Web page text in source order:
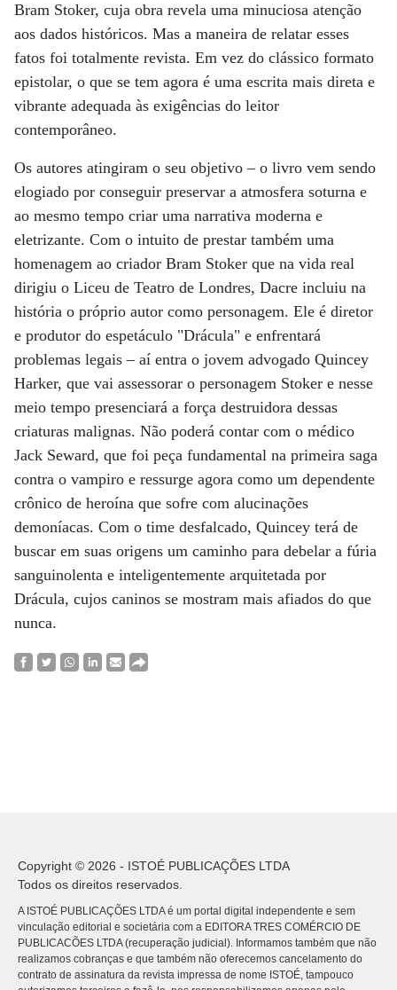
Bram Stoker, cuja obra revela uma minuciosa atenção
aos dados históricos. Mas a maneira de relatar esses
fatos foi totalmente revista. Em vez do clássico formato
epistolar, o que se tem agora é uma escrita mais direta e
vibrante adequada às exigências do leitor
contemporâneo.
Os autores atingiram o seu objetivo – o livro vem sendo
elogiado por conseguir preservar a atmosfera soturna e
ao mesmo tempo criar uma narrativa moderna e
eletrizante. Com o intuito de prestar também uma
homenagem ao criador Bram Stoker que na vida real
dirigiu o Liceu de Teatro de Londres, Dacre incluiu na
história o próprio autor como personagem. Ele é diretor
e produtor do espetáculo "Drácula" e enfrentará
problemas legais – aí entra o jovem advogado Quincey
Harker, que vai assessorar o personagem Stoker e nesse
meio tempo presenciará a força destruidora dessas
criaturas malignas. Não poderá contar com o médico
Jack Seward, que foi peça fundamental na primeira saga
contra o vampiro e ressurge agora como um dependente
crônico de heroína que sofre com alucinações
demoníacas. Com o time desfalcado, Quincey terá de
buscar em suas origens um caminho para debelar a fúria
sanguinolenta e inteligentemente arquitetada por
Drácula, cujos caninos se mostram mais afiados do que
nunca.
Copyright © 2026 - ISTOÉ PUBLICAÇÕES LTDA
Todos os direitos reservados.
A ISTOÉ PUBLICAÇÕES LTDA é um portal digital independente e sem
vinculação editorial e societária com a EDITORA TRES COMÉRCIO DE
PUBLICACÕES LTDA (recuperação judicial). Informamos também que não
realizamos cobranças e que também não oferecemos cancelamento do
contrato de assinatura da revista impressa de nome ISTOÉ, tampouco